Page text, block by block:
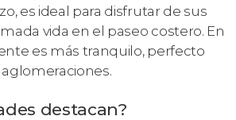
es ideal para disfrutar de sus
vida en el paseo costero. En
es más tranquilo, perfecto
destacan?